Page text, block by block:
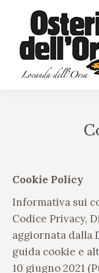
Cookie Policy
Informativa sui
Codice Privacy,
aggiornata dalla
guida cookie e
10 giugno 2021